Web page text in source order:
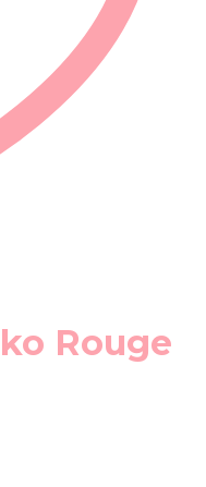
Rouge